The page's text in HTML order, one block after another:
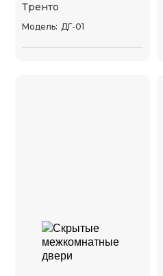
Тренто
Модель: ДГ-01